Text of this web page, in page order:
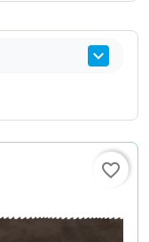
expand_more
favorite_border